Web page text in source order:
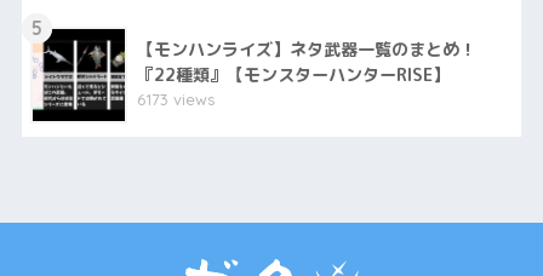
5
【モンハンライズ】ネタ武器一覧のまとめ！
『22種類』【モンスターハンターRISE】
6173 views